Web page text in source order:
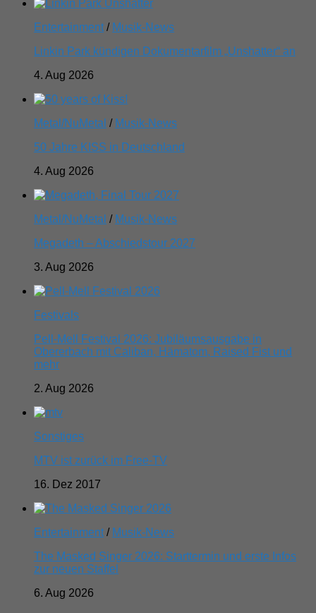
Entertainment / Musik-News
Linkin Park kündigen Dokumentarfilm „Unshatter“ an
4. Aug 2026
Metal/NuMetal / Musik-News
50 Jahre KISS in Deutschland
4. Aug 2026
Metal/NuMetal / Musik-News
Megadeth – Abschiedstour 2027
3. Aug 2026
Festivals
Pell-Mell Festival 2026: Jubiläumsausgabe in
Obererbach mit Caliban, Hämatom, Raised Fist und
mehr
2. Aug 2026
Sonstiges
MTV ist zurück im Free-TV
16. Dez 2017
Entertainment / Musik-News
The Masked Singer 2026: Starttermin und erste Infos
zur neuen Staffel
6. Aug 2026